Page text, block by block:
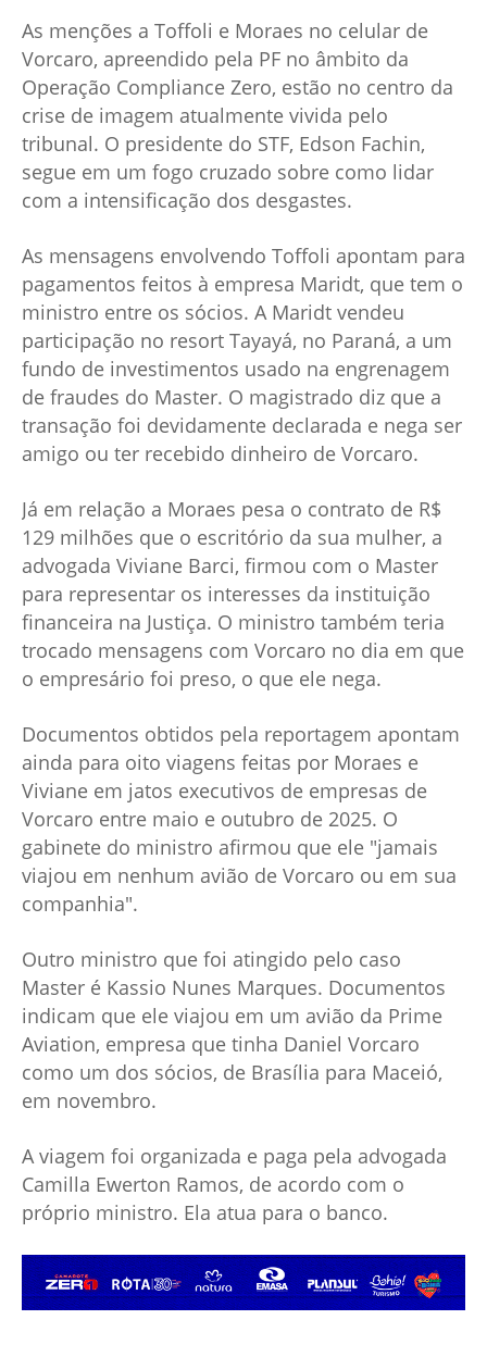
As menções a Toffoli e Moraes no celular de
Vorcaro, apreendido pela PF no âmbito da
Operação Compliance Zero, estão no centro da
crise de imagem atualmente vivida pelo
tribunal. O presidente do STF, Edson Fachin,
segue em um fogo cruzado sobre como lidar
com a intensificação dos desgastes.
As mensagens envolvendo Toffoli apontam para
pagamentos feitos à empresa Maridt, que tem o
ministro entre os sócios. A Maridt vendeu
participação no resort Tayayá, no Paraná, a um
fundo de investimentos usado na engrenagem
de fraudes do Master. O magistrado diz que a
transação foi devidamente declarada e nega ser
amigo ou ter recebido dinheiro de Vorcaro.
Já em relação a Moraes pesa o contrato de R$
129 milhões que o escritório da sua mulher, a
advogada Viviane Barci, firmou com o Master
para representar os interesses da instituição
financeira na Justiça. O ministro também teria
trocado mensagens com Vorcaro no dia em que
o empresário foi preso, o que ele nega.
Documentos obtidos pela reportagem apontam
ainda para oito viagens feitas por Moraes e
Viviane em jatos executivos de empresas de
Vorcaro entre maio e outubro de 2025. O
gabinete do ministro afirmou que ele "jamais
viajou em nenhum avião de Vorcaro ou em sua
companhia".
Outro ministro que foi atingido pelo caso
Master é Kassio Nunes Marques. Documentos
indicam que ele viajou em um avião da Prime
Aviation, empresa que tinha Daniel Vorcaro
como um dos sócios, de Brasília para Maceió,
em novembro.
A viagem foi organizada e paga pela advogada
Camilla Ewerton Ramos, de acordo com o
próprio ministro. Ela atua para o banco.